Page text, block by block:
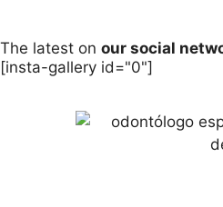
The latest on our social
[insta-gallery id="0"]